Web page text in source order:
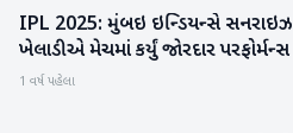
રમતગમત
IPL 2025: મુંબઇ ઇન્ડિયન્સે
ખેલાડીએ મેચમાં કર્યું જોરદાર પરફોર્મન્સ
1 વર્ષ પહેલા